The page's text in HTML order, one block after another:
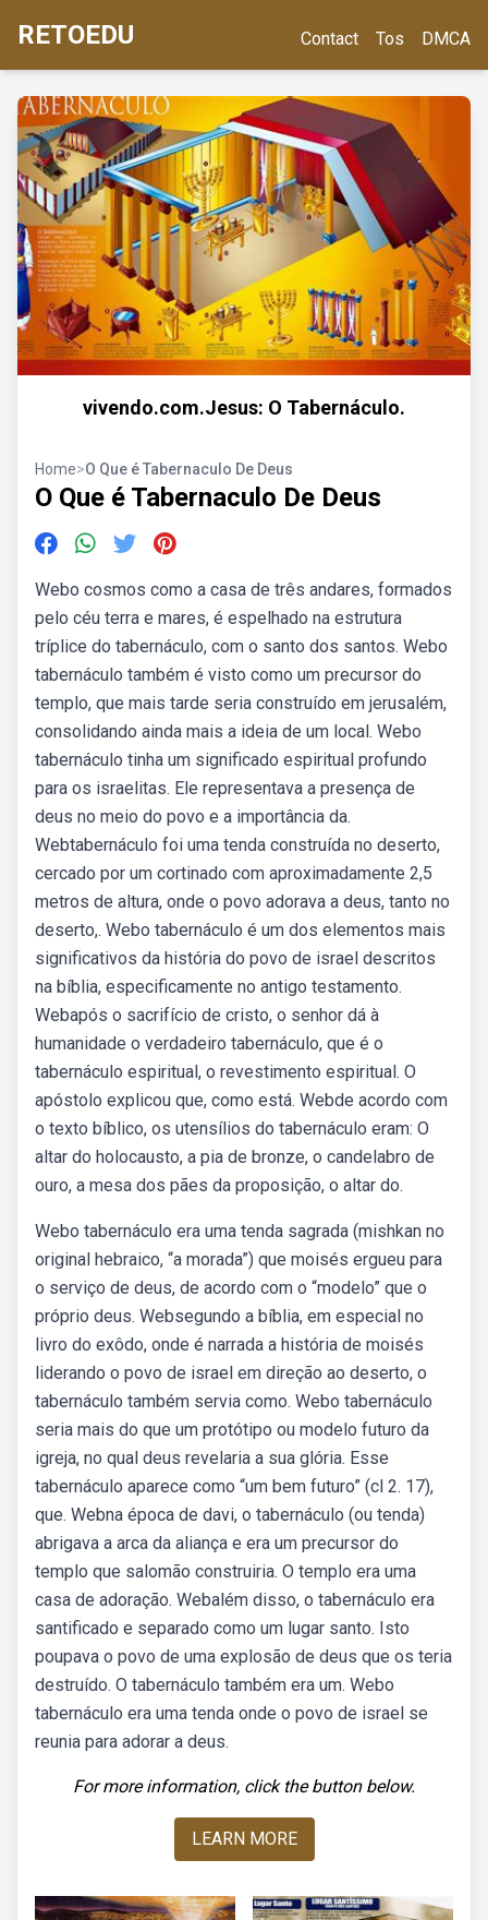
RETOEDU Contact Tos DMCA
vivendo.com.Jesus: O Tabernáculo.
Home>O Que é Tabernaculo De Deus
O Que é Tabernaculo De Deus
Webo cosmos como a casa de três andares, formados
pelo céu terra e mares, é espelhado na estrutura
tríplice do tabernáculo, com o santo dos santos. Webo
tabernáculo também é visto como um precursor do
templo, que mais tarde seria construído em jerusalém,
consolidando ainda mais a ideia de um local. Webo
tabernáculo tinha um significado espiritual profundo
para os israelitas. Ele representava a presença de
deus no meio do povo e a importância da.
Webtabernáculo foi uma tenda construída no deserto,
cercado por um cortinado com aproximadamente 2,5
metros de altura, onde o povo adorava a deus, tanto no
deserto,. Webo tabernáculo é um dos elementos mais
significativos da história do povo de israel descritos
na bíblia, especificamente no antigo testamento.
Webapós o sacrifício de cristo, o senhor dá à
humanidade o verdadeiro tabernáculo, que é o
tabernáculo espiritual, o revestimento espiritual. O
apóstolo explicou que, como está. Webde acordo com
o texto bíblico, os utensílios do tabernáculo eram: O
altar do holocausto, a pia de bronze, o candelabro de
ouro, a mesa dos pães da proposição, o altar do.
Webo tabernáculo era uma tenda sagrada (mishkan no
original hebraico, “a morada”) que moisés ergueu para
o serviço de deus, de acordo com o “modelo” que o
próprio deus. Websegundo a bíblia, em especial no
livro do exôdo, onde é narrada a história de moisés
liderando o povo de israel em direção ao deserto, o
tabernáculo também servia como. Webo tabernáculo
seria mais do que um protótipo ou modelo futuro da
igreja, no qual deus revelaria a sua glória. Esse
tabernáculo aparece como “um bem futuro” (cl 2. 17),
que. Webna época de davi, o tabernáculo (ou tenda)
abrigava a arca da aliança e era um precursor do
templo que salomão construiria. O templo era uma
casa de adoração. Webalém disso, o tabernáculo era
santificado e separado como um lugar santo. Isto
poupava o povo de uma explosão de deus que os teria
destruído. O tabernáculo também era um. Webo
tabernáculo era uma tenda onde o povo de israel se
reunia para adorar a deus.
For more information, click the button below.
LEARN MORE